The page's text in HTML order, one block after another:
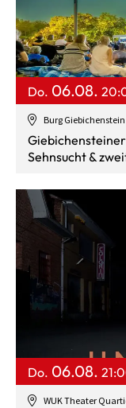
Burg Giebichenstein
Do. 06.08.
Sehnsucht &
WUK Theater
Do. 06.08.